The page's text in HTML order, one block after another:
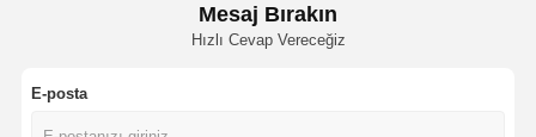
Mesaj Bırakın
Hızlı Cevap Vereceğiz
E-posta